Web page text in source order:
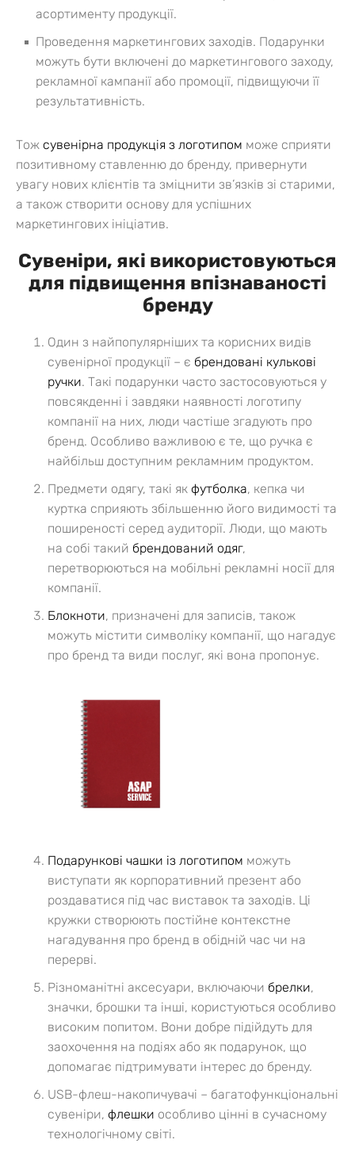
асортименту продукції.
Проведення маркетингових заходів. Подарунки
можуть бути включені до маркетингового заходу,
рекламної кампанії або промоції, підвищуючи її
результативність.
Тож сувенірна продукція з логотипом може сприяти
позитивному ставленню до бренду, привернути
увагу нових клієнтів та зміцнити зв’язків зі старими,
а також створити основу для успішних
маркетингових ініціатив.
Сувеніри, які використовуються
для підвищення впізнаваності
бренду
Один з найпопулярніших та корисних видів
сувенірної продукції – є брендовані кулькові
ручки. Такі подарунки часто застосовуються у
повсякденні і завдяки наявності логотипу
компанії на них, люди частіше згадують про
бренд. Особливо важливою є те, що ручка є
найбільш доступним рекламним продуктом.
Предмети одягу, такі як футболка, кепка чи
куртка сприяють збільшенню його видимості та
поширеності серед аудиторії. Люди, що мають
на собі такий брендований одяг,
перетворюються на мобільні рекламні носії для
компанії.
Блокноти, призначені для записів, також
можуть містити символіку компанії, що нагадує
про бренд та види послуг, які вона пропонує.
Подарункові чашки із логотипом можуть
виступати як корпоративний презент або
роздаватися під час виставок та заходів. Ці
кружки створюють постійне контекстне
нагадування про бренд в обідній час чи на
перерві.
Різноманітні аксесуари, включаючи брелки,
значки, брошки та інші, користуються особливо
високим попитом. Вони добре підійдуть для
заохочення на подіях або як подарунок, що
допомагає підтримувати інтерес до бренду.
USB-флеш-накопичувачі – багатофункціональні
сувеніри, флешки особливо цінні в сучасному
технологічному світі.